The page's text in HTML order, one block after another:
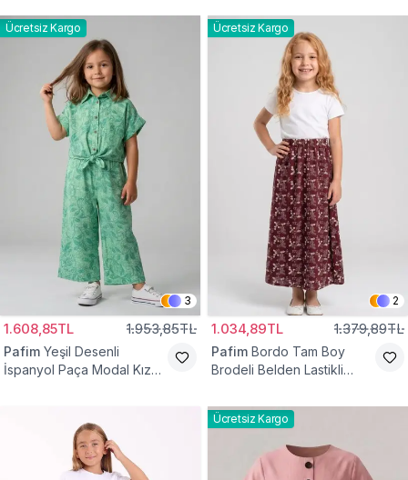
Ücretsiz Kargo
3
1.608,85TL 1.953,85TL
Pafim Yeşil Desenli
İspanyol Paça Modal Kız
Ücretsiz Kargo
2
1.034,89TL 1.379,89TL
Pafim Bordo Tam Boy
Brodeli Belden Lastikli
Ücretsiz Kargo